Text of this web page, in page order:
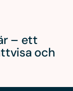
– ett
och